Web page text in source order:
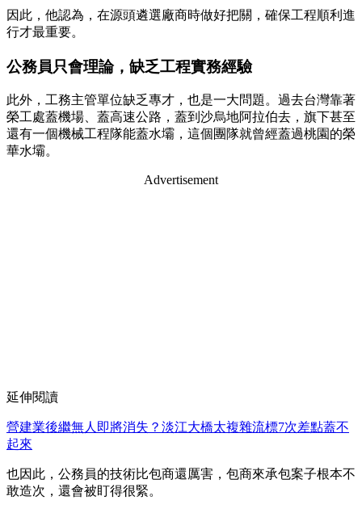
因此，他認為，在源頭遴選廠商時做好把關，確保工程順利進
行才最重要。
公務員只會理論，缺乏工程實務經驗
此外，工務主管單位缺乏專才，也是一大問題。過去台灣靠著
榮工處蓋機場、蓋高速公路，蓋到沙烏地阿拉伯去，旗下甚至
還有一個機械工程隊能蓋水壩，這個團隊就曾經蓋過桃園的榮
華水壩。
Advertisement
延伸閱讀
營建業後繼無人即將消失？淡江大橋太複雜流標7次差點蓋不
起來
也因此，公務員的技術比包商還厲害，包商來承包案子根本不
敢造次，還會被盯得很緊。